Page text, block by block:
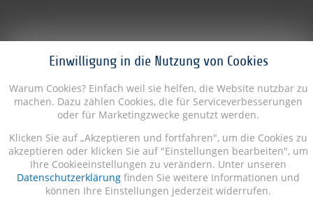
Einwilligung in die Nutzung von Cookies
Warum Cookies? Einfach weil sie helfen, die Website nutzbar zu
machen. Dazu zählen Cookies, die für Serviceverbesserungen
oder für Marketingzwecke genutzt werden.
Klicken Sie auf „Akzeptieren und fortfahren", um die Cookies zu
akzeptieren oder klicken Sie auf "Einstellungen bearbeiten", um
Ihre Cookieeinstellungen zu verändern. Unter unseren
Datenschutzerklärung finden Sie weitere Informationen und
können Ihre Einstellungen jederzeit widerrufen.